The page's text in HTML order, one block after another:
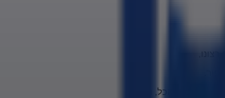
פרנסה, הכל, נחמד,